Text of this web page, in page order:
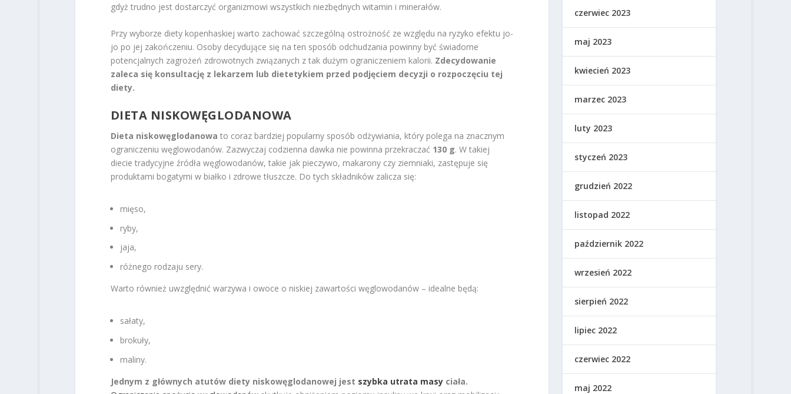
gdyż trudno jest dostarczyć organizmowi wszystkich niezbędnych witamin i minerałów.
Przy wyborze diety kopenhaskiej warto zachować szczególną ostrożność ze względu na ryzyko efektu jo-
jo po jej zakończeniu. Osoby decydujące się na ten sposób odchudzania powinny być świadome
potencjalnych zagrożeń zdrowotnych związanych z tak dużym ograniczeniem kalorii. Zdecydowanie
zaleca się konsultację z lekarzem lub dietetykiem przed podjęciem decyzji o rozpoczęciu tej
diety.
DIETA NISKOWĘGLODANOWA
Dieta niskowęglodanowa to coraz bardziej popularny sposób odżywiania, który polega na znacznym
ograniczeniu węglowodanów. Zazwyczaj codzienna dawka nie powinna przekraczać 130 g. W takiej
diecie tradycyjne źródła węglowodanów, takie jak pieczywo, makarony czy ziemniaki, zastępuje się
produktami bogatymi w białko i zdrowe tłuszcze. Do tych składników zalicza się:
mięso,
ryby,
jaja,
różnego rodzaju sery.
Warto również uwzględnić warzywa i owoce o niskiej zawartości węglowodanów – idealne będą:
sałaty,
brokuły,
maliny.
Jednym z głównych atutów diety niskowęglodanowej jest szybka utrata masyciała.
czerwiec 2023
maj 2023
kwiecień 2023
marzec 2023
luty 2023
styczeń 2023
grudzień 2022
listopad 2022
październik 2022
wrzesień 2022
sierpień 2022
lipiec 2022
czerwiec 2022
maj 2022